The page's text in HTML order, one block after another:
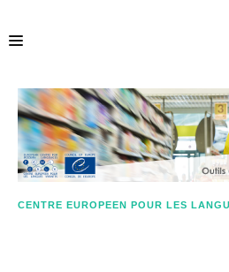
ACCUEIL
ECML.AT
CENTRE EUROPEEN POUR LES